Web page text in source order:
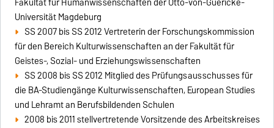
Universität Magdeburg
SS 2007 bis SS 2012 Vertreterin der Forschungskommission
für den Bereich Kulturwissenschaften an der Fakultät für
Geistes-, Sozial- und Erziehungswissenschaften
SS 2008 bis SS 2012 Mitglied des Prüfungsausschusses für
die BA-Studiengänge Kulturwissenschaften, European Studies
und Lehramt an Berufsbildenden Schulen
2008 bis 2011 stellvertretende Vorsitzende des Arbeitskreises